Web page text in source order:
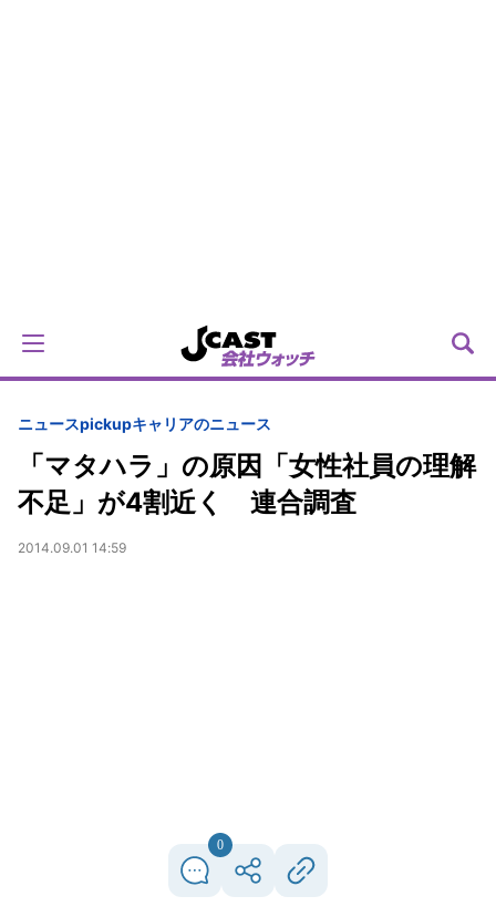
ニュースpickupキャリアのニュース
「マタハラ」の原因「女性社員の理解
不足」が4割近く 連合調査
2014.09.01 14:59
0